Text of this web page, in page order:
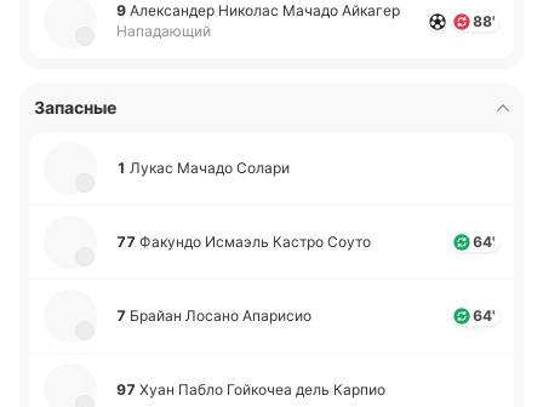
9 Але­кса­ндер Ни­ко­лас Мачадо Ай­ка­гер
Нападающий
88'
Запасные
1 Лукас Мачадо Солари
77 Фа­ку­ндо Исмаэль Кастро Соуто 64'
7 Брайан Лосано Апа­ри­сио 64'
97 Хуан Пабло Гой­ко­чеа дель Карпио